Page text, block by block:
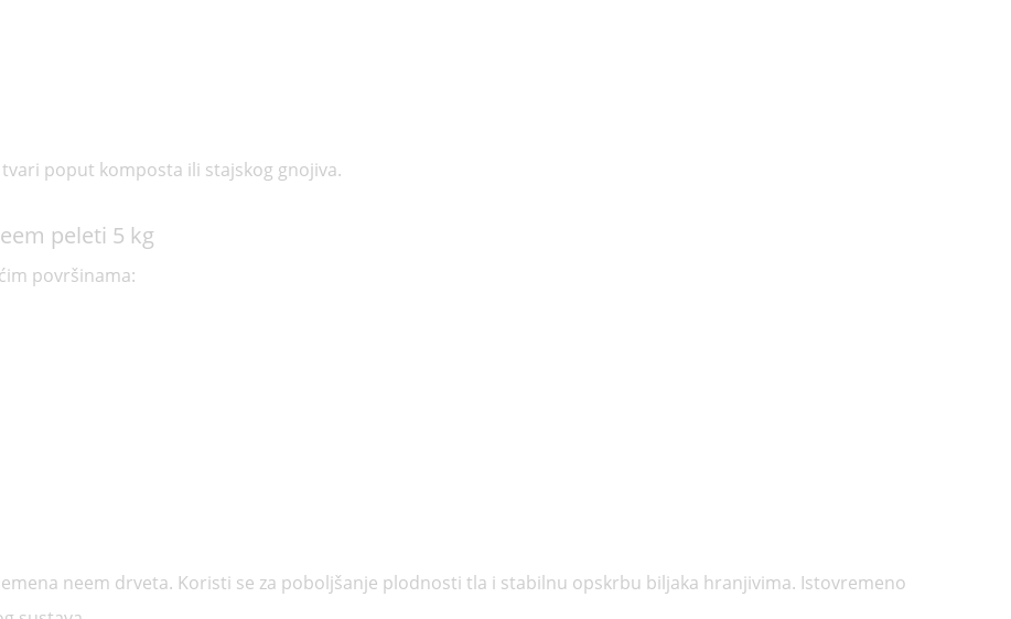
poput komposta ili stajskog gnojiva.
peleti 5 kg
površinama:
neem drveta. Koristi se za poboljšanje plodnosti tla i stabilnu opskrbu biljaka hranjivima. Istovremeno